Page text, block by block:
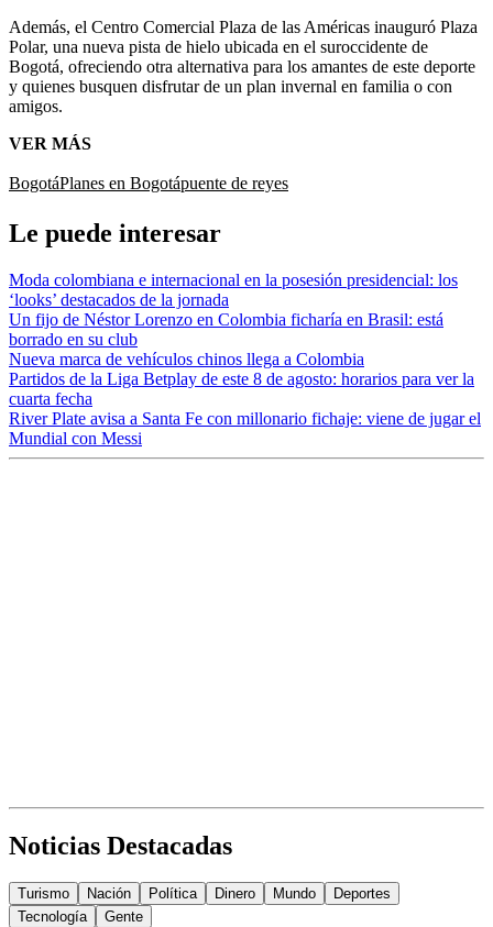
Además, el Centro Comercial Plaza de las Américas inauguró Plaza
Polar, una nueva pista de hielo ubicada en el suroccidente de
Bogotá, ofreciendo otra alternativa para los amantes de este deporte
y quienes busquen disfrutar de un plan invernal en familia o con
amigos.
VER MÁS
BogotáPlanes en Bogotápuente de reyes
Le puede interesar
Moda colombiana e internacional en la posesión presidencial: los
‘looks’ destacados de la jornada
Un fijo de Néstor Lorenzo en Colombia ficharía en Brasil: está
borrado en su club
Nueva marca de vehículos chinos llega a Colombia
Partidos de la Liga Betplay de este 8 de agosto: horarios para ver la
cuarta fecha
River Plate avisa a Santa Fe con millonario fichaje: viene de jugar el
Mundial con Messi
Noticias Destacadas
Turismo Nación Política Dinero Mundo
Deportes
Tecnología
Gente